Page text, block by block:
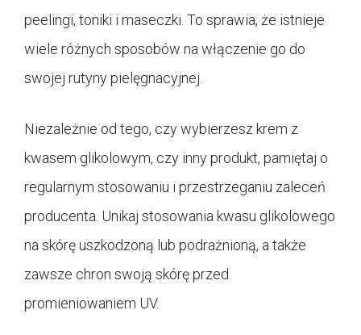
peelingi, toniki i maseczki. To sprawia, że istnieje
wiele różnych sposobów na włączenie go do
swojej rutyny pielęgnacyjnej.
Niezależnie od tego, czy wybierzesz krem z
kwasem glikolowym, czy inny produkt, pamiętaj o
regularnym stosowaniu i przestrzeganiu zaleceń
producenta. Unikaj stosowania kwasu glikolowego
na skórę uszkodzoną lub podrażnioną, a także
zawsze chron swoją skórę przed
promieniowaniem UV.